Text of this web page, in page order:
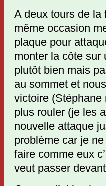
A deux tours de la
même occasion
plaque pour
monter la côte sur
plutôt bien mais
au sommet et
victoire (Stéphane
plus rouler (je les
nouvelle attaque
problème car je
faire comme eux
veut passer